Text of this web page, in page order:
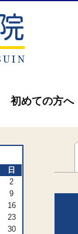
初めての方へ
日
2
9
16
23
30